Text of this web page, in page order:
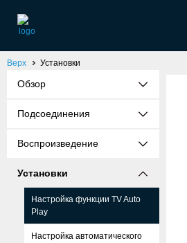
Верх Установки
Обзор
Подсоединения
Воспроизведение
Установки
Настройка функции TV Auto
Play
Настройка автоматического